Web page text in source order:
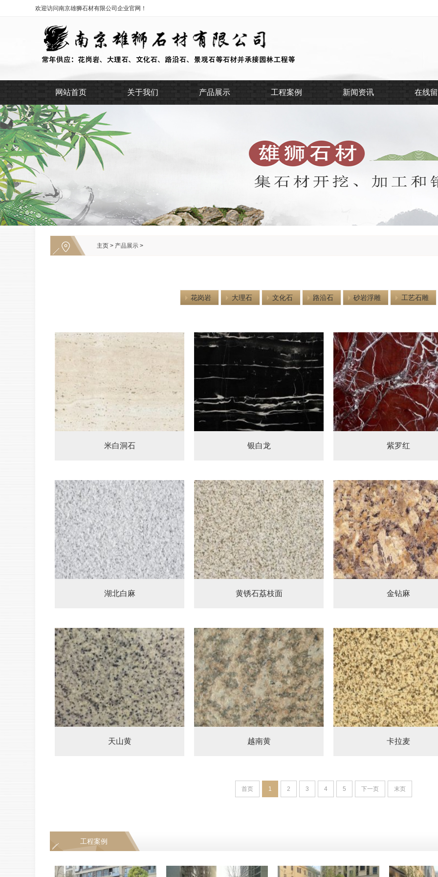
欢迎访问南京雄狮石材有限公司企业官网！
网站首页 关于我们 产品展示 工程案例 新闻资讯 在线
主页 > 产品展示 >
花岗岩 大理石 文化石 路沿石 砂岩浮雕 工艺石雕
米白洞石 银白龙 紫罗红
湖北白麻 黄锈石荔枝面 金钻麻
天山黄 越南黄 卡拉麦
首页 1 2 3 4 5 下一页 末页
工程案例